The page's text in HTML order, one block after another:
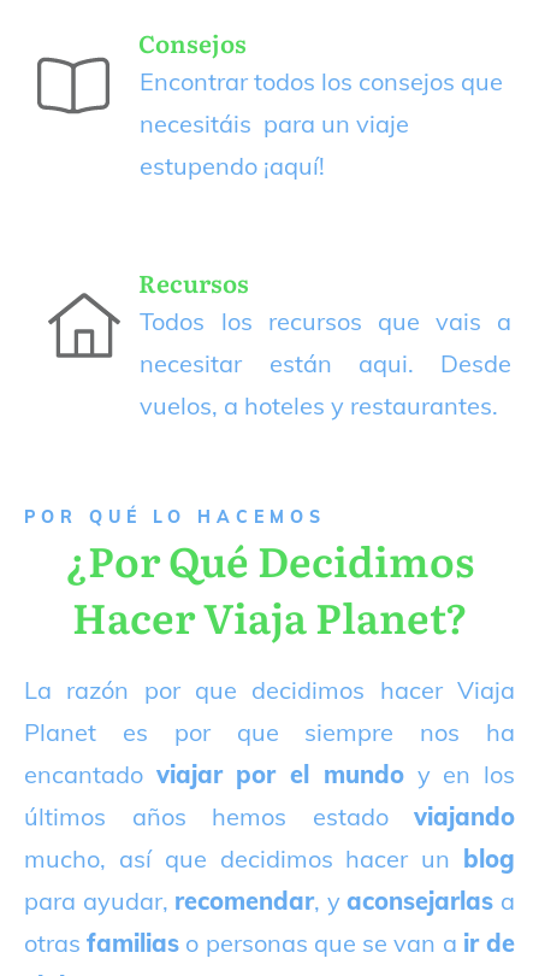
Consejos
Encontrar todos los consejos que
necesitáis para un viaje
estupendo ¡aquí!
Recursos
Todos los recursos que vais a
necesitar están aqui. Desde
vuelos, a hoteles y restaurantes.
P OR QUÉ LO HACEMOS
¿Por Qué Decidimos
Hacer Viaja Planet?
La razón por que decidimos hacer Viaja
Planet es por que siempre nos ha
encantado viajar por el mundoy en los
últimos años hemos estado viajando
mucho, así que decidimos hacer un blog
para ayudar, recomendar, yaconsejarlas a
otrasfamilias o personas que se van a ir de